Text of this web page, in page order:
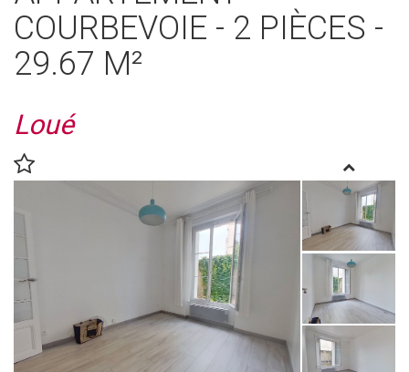
COURBEVOIE - 2 PIÈCES -
29.67 M²
Loué